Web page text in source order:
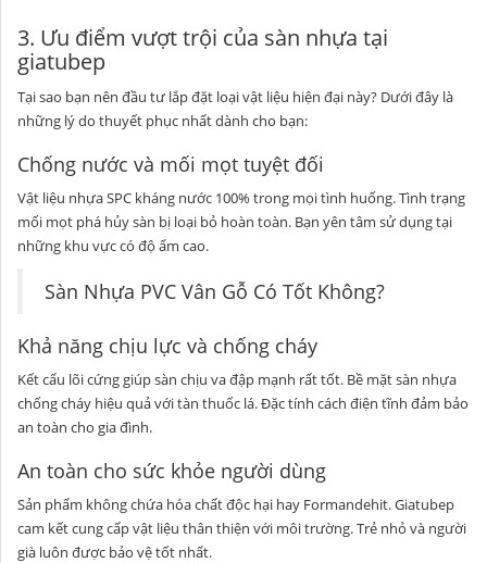
3. Ưu điểm vượt trội của sàn nhựa tại
giatubep
Tại sao bạn nên đầu tư lắp đặt loại vật liệu hiện đại này? Dưới đây là
những lý do thuyết phục nhất dành cho bạn:
Chống nước và mối mọt tuyệt đối
Vật liệu nhựa SPC kháng nước 100% trong mọi tình huống. Tình trạng
mối mọt phá hủy sàn bị loại bỏ hoàn toàn. Bạn yên tâm sử dụng tại
những khu vực có độ ẩm cao.
Sàn Nhựa PVC Vân Gỗ Có Tốt Không?
Khả năng chịu lực và chống cháy
Kết cấu lõi cứng giúp sàn chịu va đập mạnh rất tốt. Bề mặt sàn nhựa
chống cháy hiệu quả với tàn thuốc lá. Đặc tính cách điện tĩnh đảm bảo
an toàn cho gia đình.
An toàn cho sức khỏe người dùng
Sản phẩm không chứa hóa chất độc hại hay Formandehit. Giatubep
cam kết cung cấp vật liệu thân thiện với môi trường. Trẻ nhỏ và người
già luôn được bảo vệ tốt nhất.